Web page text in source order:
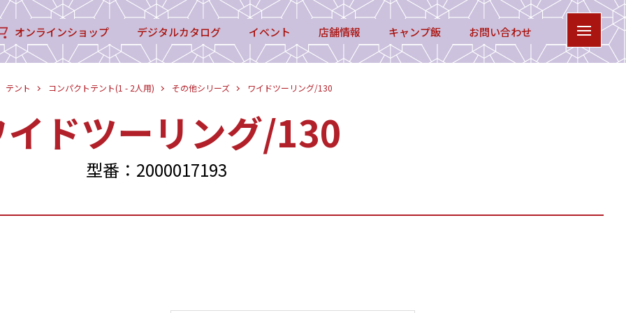
オンラインショップ デジタルカタログ イベント 店舗情報 キャンプ飯 お問い合わせ
テント コンパクトテント(1 - 2人用) その他シリーズ ワイドツーリング/130
ドツーリング/130
型番：2000017193